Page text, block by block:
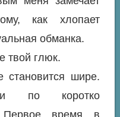
как хлопает
обманка.
твой глюк.
шире.
по коротко
Первое время в